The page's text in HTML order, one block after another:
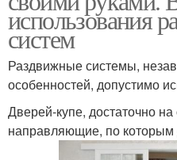
использования
систем
Раздвижные системы,
особенностей, допустимо
Дверей-купе, достаточно на
направляющие, по которым